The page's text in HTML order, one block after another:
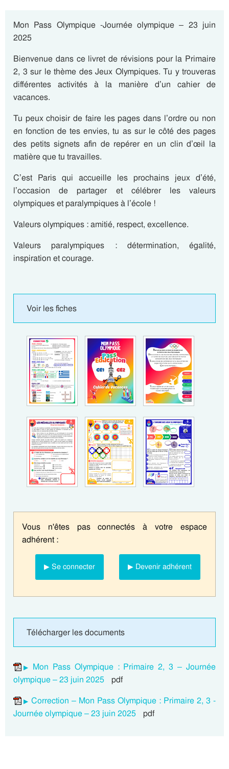
Mon Pass Olympique -Journée olympique – 23 juin
2025
Bienvenue dans ce livret de révisions pour la Primaire
2, 3 sur le thème des Jeux Olympiques. Tu y trouveras
différentes activités à la manière d’un cahier de
vacances.
Tu peux choisir de faire les pages dans l’ordre ou non
en fonction de tes envies, tu as sur le côté des pages
des petits signets afin de repérer en un clin d’œil la
matière que tu travailles.
C’est Paris qui accueille les prochains jeux d’été,
l’occasion de partager et célébrer les valeurs
olympiques et paralympiques à l’école !
Valeurs olympiques : amitié, respect, excellence.
Valeurs paralympiques : détermination, égalité,
inspiration et courage.
Voir les fiches
Vous n'êtes pas connectés à votre espace
adhérent :
▶ Se connecter ▶ Devenir adhérent
Télécharger les documents
Mon Pass Olympique : Primaire 2, 3 – Journée
olympique – 23 juin 2025 pdf
Correction – Mon Pass Olympique : Primaire 2, 3 -
Journée olympique – 23 juin 2025 pdf